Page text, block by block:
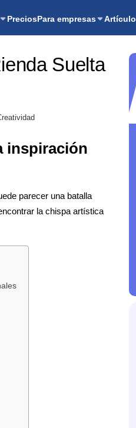
PreciosPara empresas Artículo
Suelta
inspiración
parecer una batalla
la chispa artística